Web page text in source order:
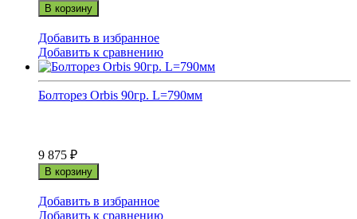
В корзину
Добавить в избранное
Добавить к сравнению
Болторез Orbis 90гр. L=790мм
9 875 ₽
В корзину
Добавить в избранное
Добавить к сравнению